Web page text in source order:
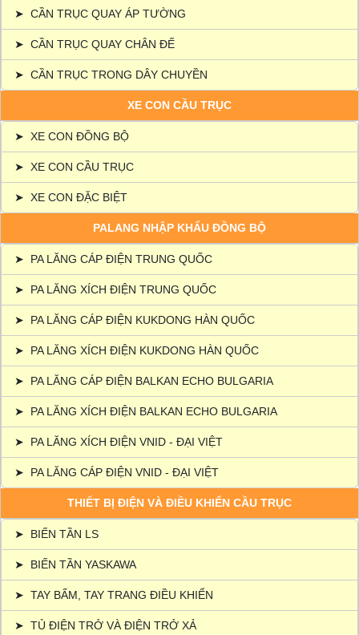
➤ CẦN TRỤC QUAY ÁP TƯỜNG
➤ CẦN TRỤC QUAY CHÂN ĐẾ
➤ CẦN TRỤC TRONG DÂY CHUYỀN
XE CON CẦU TRỤC
➤ XE CON ĐỒNG BỘ
➤ XE CON CẦU TRỤC
➤ XE CON ĐẶC BIỆT
PALANG NHẬP KHẨU ĐỒNG BỘ
➤ PA LĂNG CÁP ĐIỆN TRUNG QUỐC
➤ PA LĂNG XÍCH ĐIỆN TRUNG QUỐC
➤ PA LĂNG CÁP ĐIỆN KUKDONG HÀN QUỐC
➤ PA LĂNG XÍCH ĐIỆN KUKDONG HÀN QUỐC
➤ PA LĂNG CÁP ĐIỆN BALKAN ECHO BULGARIA
➤ PA LĂNG XÍCH ĐIỆN BALKAN ECHO BULGARIA
➤ PA LĂNG XÍCH ĐIỆN VNID - ĐẠI VIỆT
➤ PA LĂNG CÁP ĐIỆN VNID - ĐẠI VIỆT
THIẾT BỊ ĐIỆN VÀ ĐIỀU KHIỂN CẦU TRỤC
➤ BIẾN TẦN LS
➤ BIẾN TẦN YASKAWA
➤ TAY BẤM, TAY TRANG ĐIỀU KHIỂN
➤ TỦ ĐIỆN TRỞ VÀ ĐIỆN TRỞ XẢ